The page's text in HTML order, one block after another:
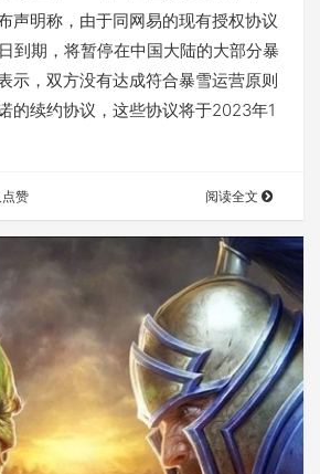
声明称，由于同网易的现有授权协议
到期，将暂停在中国大陆的大部分暴
示，双方没有达成符合暴雪运营原则
的续约协议，这些协议将于2023年1
赞 阅读全文